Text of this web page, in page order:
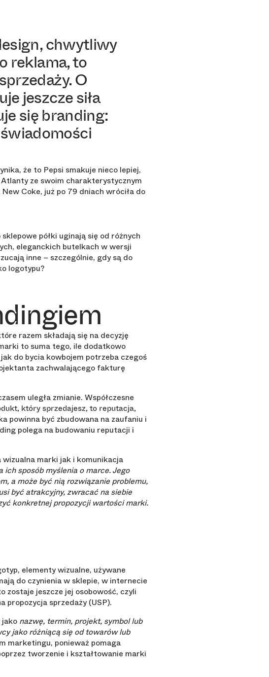
chwytliwy
reklama, to
O
jeszcze siła
się branding:
że to Pepsi smakuje nieco lepiej,
ze swoim charakterystycznym
Coke, już po 79 dniach wróciła do
półki uginają się od różnych
eleganckich butelkach w wersji
inne – szczególnie, gdy są do
logotypu?
razem składają się na decyzję
to suma tego, ile dodatkowo
do bycia kowbojem potrzeba czegoś
zachwalającego fakturę
uległa zmianie. Współczesne
który sprzedajesz, to reputacja,
powinna być zbudowana na zaufaniu i
polega na budowaniu reputacji i
marki jak i komunikacja
sposób myślenia o marce. Jego
a może być nią rozwiązanie problemu,
być atrakcyjny, zwracać na siebie
konkretnej propozycji wartości marki.
elementy wizualne, używane
do czynienia w sklepie, w internecie
zostaje jeszcze jej osobowość, czyli
propozycja sprzedaży (USP).
nazwę, termin, projekt, symbol lub
jako różniącą się od towarów lub
marketingu, ponieważ pomaga
tworzenie i kształtowanie marki